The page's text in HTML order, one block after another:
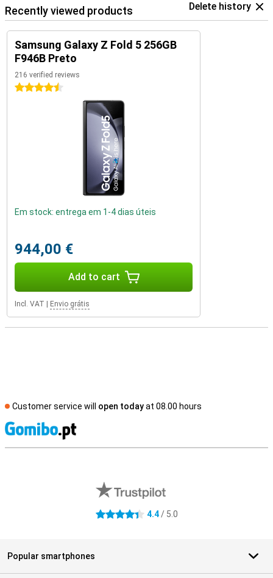
Recently viewed products Delete history
Samsung Galaxy Z Fold 5 256GB
F946B Preto
216 verified reviews
4.5 stars
Em stock: entrega em 1-4 dias úteis
944,00 €
Add to cart
Incl. VAT Envio grátis
Customer service will open todayat 08.00 hours
4.4 stars 4.4/ 5.0
Popular smartphones